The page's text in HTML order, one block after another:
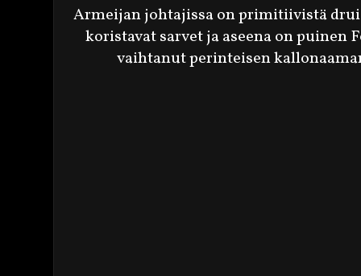
Armeijan johtajissa on primitiivistä
koristavat sarvet ja aseena on puinen
vaihtanut perinteisen